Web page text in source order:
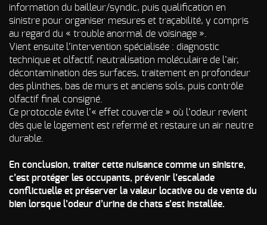
information du bailleur/syndic, puis qualification en
sinistre pour organiser mesures et traçabilité, y compris
au regard du « trouble anormal de voisinage ».
Vient ensuite l’intervention spécialisée : diagnostic
technique et olfactif, neutralisation moléculaire de l’air,
décontamination des surfaces, traitement en profondeur
des plinthes, bas de murs et anciens sols, puis contrôle
olfactif final consigné.
Ce protocole évite l’« effet couvercle » où l’odeur revient
dès que le logement est refermé et restaure un air neutre
durable.
En conclusion, traiter cette nuisance comme un sinistre,
c’est protéger les occupants, prévenir l’escalade
conflictuelle et préserver la valeur locative ou de vente du
bien lorsque l’odeur d’urine de chats s’est installée.